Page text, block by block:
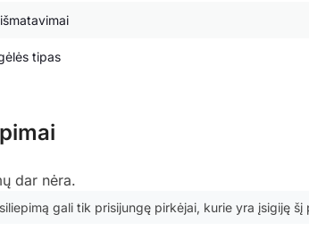
tipas
dar nėra.
gali tik prisijungę pirkėjai, kurie yra įsigiję šį